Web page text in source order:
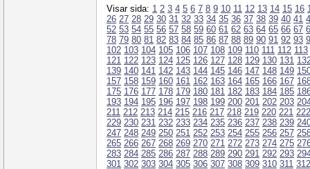
Visar sida: 1 2 3 4 5 6 7 8 9 10 11 12 13 14 15 16
26 27 28 29 30 31 32 33 34 35 36 37 38 39 40 41
52 53 54 55 56 57 58 59 60 61 62 63 64 65 66 67
78 79 80 81 82 83 84 85 86 87 88 89 90 91 92 93
102 103 104 105 106 107 108 109 110 111 112 113
121 122 123 124 125 126 127 128 129 130 131
139 140 141 142 143 144 145 146 147 148 149
157 158 159 160 161 162 163 164 165 166 167
175 176 177 178 179 180 181 182 183 184 185
193 194 195 196 197 198 199 200 201 202 203
211 212 213 214 215 216 217 218 219 220 221 222
229 230 231 232 233 234 235 236 237 238 239
247 248 249 250 251 252 253 254 255 256 257
265 266 267 268 269 270 271 272 273 274 275
283 284 285 286 287 288 289 290 291 292 293
301 302 303 304 305 306 307 308 309 310 311 312